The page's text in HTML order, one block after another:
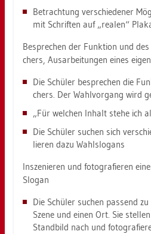
Be­trach­tung ver­schie­de­ner
mit Schrif­ten auf „rea­len“
Be­spre­chen der Funk­ti­on und
chers, Aus­ar­bei­tun­gen eines
Die Schü­ler be­spre­chen die
chers. Der Wahl­vor­gang wird
„Für wel­chen In­halt stehe ich
Die Schü­ler su­chen sich
lie­ren dazu Wahl­slo­gans
In­sze­nie­ren und fo­to­gra­fie­ren
Slo­gan
Die Schü­ler su­chen pas­send
Szene und einen Ort. Sie
Stand­bild nach und